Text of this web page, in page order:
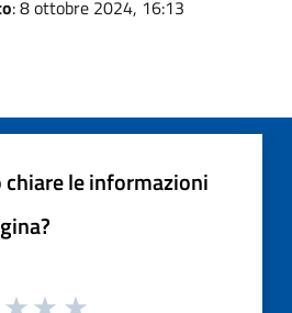
: 8 ottobre 2024, 16:13
chiare le informazioni